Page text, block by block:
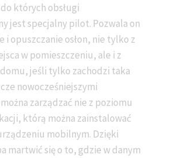
których obsługi
jest specjalny pilot. Pozwala on
i opuszczanie osłon, nie tylko z
w pomieszczeniu, ale i z
domu, jeśli tylko zachodzi taka
nowocześniejszymi
zarządzać nie z poziomu
którą można zainstalować
mobilnym. Dzięki
martwić się o to, gdzie w danym